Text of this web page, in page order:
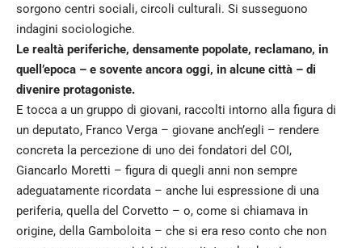
sorgono centri sociali, circoli culturali. Si susseguono
indagini sociologiche.
Le realtà periferiche, densamente popolate, reclamano, in
quell’epoca – e sovente ancora oggi, in alcune città – di
divenire protagoniste.
E tocca a un gruppo di giovani, raccolti intorno alla figura di
un deputato, Franco Verga – giovane anch’egli – rendere
concreta la percezione di uno dei fondatori del COI,
Giancarlo Moretti – figura di quegli anni non sempre
adeguatamente ricordata – anche lui espressione di una
periferia, quella del Corvetto – o, come si chiamava in
origine, della Gamboloita – che si era reso conto che non